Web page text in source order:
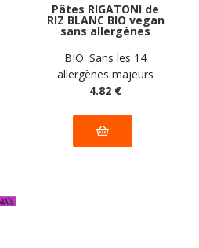
Pâtes RIGATONI de
RIZ BLANC BIO vegan
sans allergènes
Pasta Gustosa : 340
grammes
BIO. Sans les 14
allergènes majeurs
4.82 €